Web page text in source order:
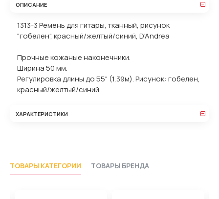
ОПИСАНИЕ
1313-3 Ремень для гитары, тканный, рисунок
"гобелен", красный/желтый/синий, D'Andrea
Прочные кожаные наконечники.
Ширина 50 мм.
Регулировка длины до 55" (1,39м). Рисунок: гобелен,
красный/желтый/синий.
ХАРАКТЕРИСТИКИ
ТОВАРЫ КАТЕГОРИИ ТОВАРЫ БРЕНДА